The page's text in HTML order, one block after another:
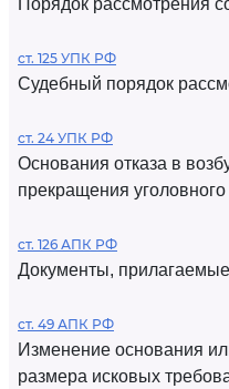
Порядок рассмотрения
ст. 125 УПК РФ
Судебный порядок
ст. 24 УПК РФ
Основания отказа в
прекращения уголовного
ст. 126 АПК РФ
Документы,
ст. 49 АПК РФ
Изменение основания
размера исковых